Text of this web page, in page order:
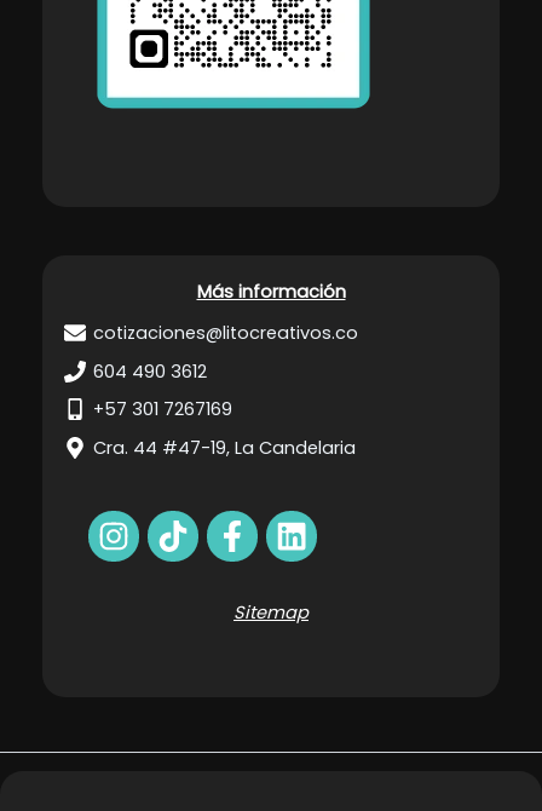
Más información
cotizaciones@litocreativos.co
604 490 3612
+57 301 7267169
Cra. 44 #47-19, La Candelaria
Sitemap